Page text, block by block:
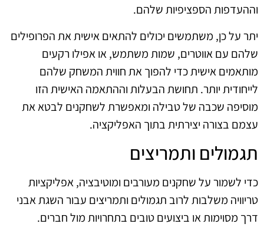
וההעדפות הספציפיות שלהם.
יתר על כן, משתמשים יכולים להתאים אישית את הפרופילים
שלהם עם אווטרים, שמות משתמש, או אפילו רקעים
מותאמים אישית כדי להפוך את חווית המשחק שלהם
לייחודית יותר. תחושת הבעלות וההתאמה האישית הזו
מוסיפה שכבה של טבילה ומאפשרת לשחקנים לבטא את
עצמם בצורה יצירתית בתוך האפליקציה.
תגמולים ותמריצים
כדי לשמור על שחקנים מעורבים ומוטיבציה, אפליקציות
טריוויה משלבות לרוב תגמולים ותמריצים עבור השגת אבני
דרך מסוימות או ביצועים טובים בתחרויות מול חברים.